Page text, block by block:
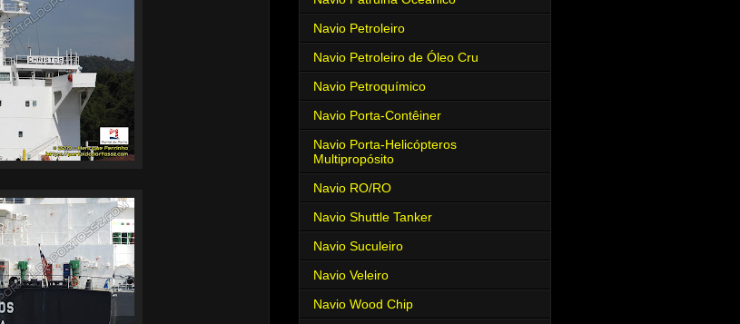
Navio Petroleiro
Navio Petroleiro de Óleo Cru
Navio Petroquímico
Navio Porta-Contêiner
Navio Porta-Helicópteros
Multipropósito
Navio RO/RO
Navio Shuttle Tanker
Navio Suculeiro
Navio Veleiro
Navio Wood Chip